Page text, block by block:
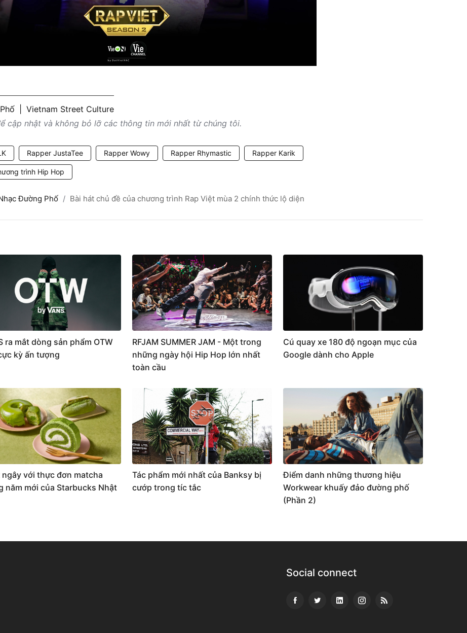
Vietnam Street Culture
cập nhật và không bỏ lỡ các thông tin mới nhất từ chúng tôi.
Rapper JustaTee Rapper Wowy Rapper Rhymastic Rapper Karik
trình Hip Hop
Đường Phố Bài hát chủ đề của chương trình Rap Việt mùa 2 chính thức lộ diện
ra mắt dòng sản phẩm OTW
kỳ ấn tượng
RFJAM SUMMER JAM - Một trong
những ngày hội Hip Hop lớn nhất
toàn cầu
Cú quay xe 180 độ ngoạn mục của
Google dành cho Apple
ngây với thực đơn matcha
năm mới của Starbucks Nhật
Tác phẩm mới nhất của Banksy bị
cướp trong tíc tắc
Điểm danh những thương hiệu
Workwear khuấy đảo đường phố
(Phần 2)
Social connect